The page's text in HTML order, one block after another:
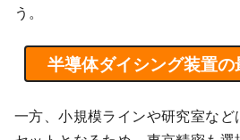
う。
半導体ダイシング装置
一方、小規模ラインや研究室な